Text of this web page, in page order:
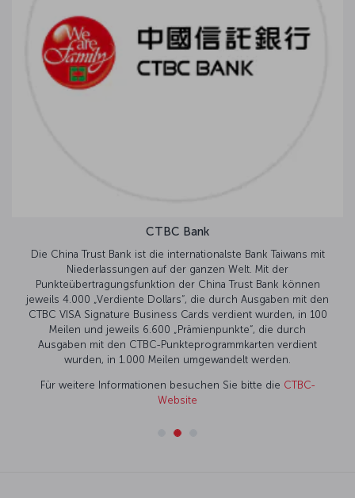
CTBC Bank
Die China Trust Bank ist die internationalste Bank Taiwans mit
Niederlassungen auf der ganzen Welt. Mit der
Punkteübertragungsfunktion der China Trust Bank können
jeweils 4.000 „Verdiente Dollars“, die durch Ausgaben mit den
CTBC VISA Signature Business Cards verdient wurden, in 100
Meilen und jeweils 6.600 „Prämienpunkte“, die durch
Ausgaben mit den CTBC-Punkteprogrammkarten verdient
wurden, in 1.000 Meilen umgewandelt werden.
Für weitere Informationen besuchen Sie bitte die CTBC-
Website